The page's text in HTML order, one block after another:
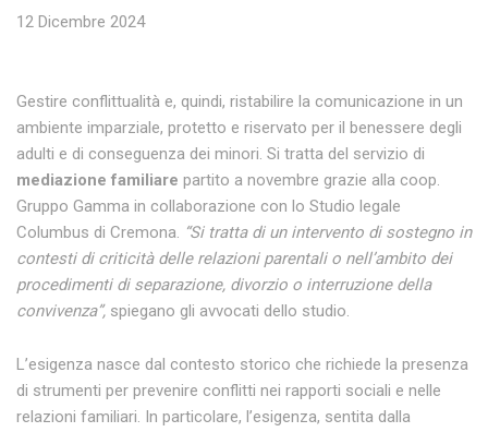
12 Dicembre 2024
Gestire conflittualità e, quindi, ristabilire la comunicazione in un
ambiente imparziale, protetto e riservato per il benessere degli
adulti e di conseguenza dei minori. Si tratta del servizio di
mediazione familiare partito a novembre grazie alla coop.
Gruppo Gamma in collaborazione con lo Studio legale
Columbus di Cremona. “Si tratta di un intervento di sostegno in
contesti di criticità delle relazioni parentali o nell’ambito dei
procedimenti di separazione, divorzio o interruzione della
convivenza”, spiegano gli avvocati dello studio.
L’esigenza nasce dal contesto storico che richiede la presenza
di strumenti per prevenire conflitti nei rapporti sociali e nelle
relazioni familiari. In particolare, l’esigenza, sentita dalla